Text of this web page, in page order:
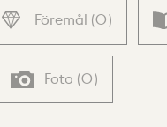
Föremål (0)
Foto (0)